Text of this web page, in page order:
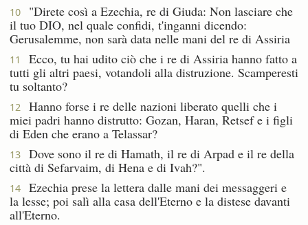
10
"Direte così a Ezechia, re di Giuda: Non lasciare che
il tuo DIO, nel quale confidi, t'inganni dicendo:
Gerusalemme, non sarà data nelle mani del re di Assiria
11
Ecco, tu hai udito ciò che i re di Assiria hanno fatto a
tutti gli altri paesi, votandoli alla distruzione. Scamperesti
tu soltanto?
12
Hanno forse i re delle nazioni liberato quelli che i
miei padri hanno distrutto: Gozan, Haran, Retsef e i figli
di Eden che erano a Telassar?
13
Dove sono il re di Hamath, il re di Arpad e il re della
città di Sefarvaim, di Hena e di Ivah?".
14
Ezechia prese la lettera dalle mani dei messaggeri e
la lesse; poi salì alla casa dell'Eterno e la distese davanti
all'Eterno.